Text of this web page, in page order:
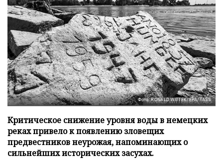
Фото: RONALD WITTEK/EPA/TASS
Критическое снижение уровня воды в немецких
реках привело к появлению зловещих
предвестников неурожая, напоминающих о
сильнейших исторических засухах.